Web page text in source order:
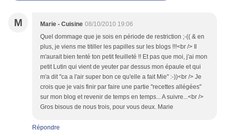
M Marie - Cuisine 08/10/2010 19:06
Quel dommage que je sois en période de restriction ;-(( & en
plus, je viens me titiller les papilles sur les blogs !!!<br /> Il
m'aurait bien tenté ton petit feuilleté !! Et pas que moi, j'ai mon
petit Lutin qui vient de yeuter par dessus mon épaule et qui
m'a dit "ca a l'air super bon ce qu'elle a fait Mie" :-))<br /> Je
crois que je vais finir par faire une partie "recettes allégées"
sur mon blog et revenir de temps en temps... A suivre...<br />
Gros bisous de nous trois, pour vous deux. Marie
Répondre